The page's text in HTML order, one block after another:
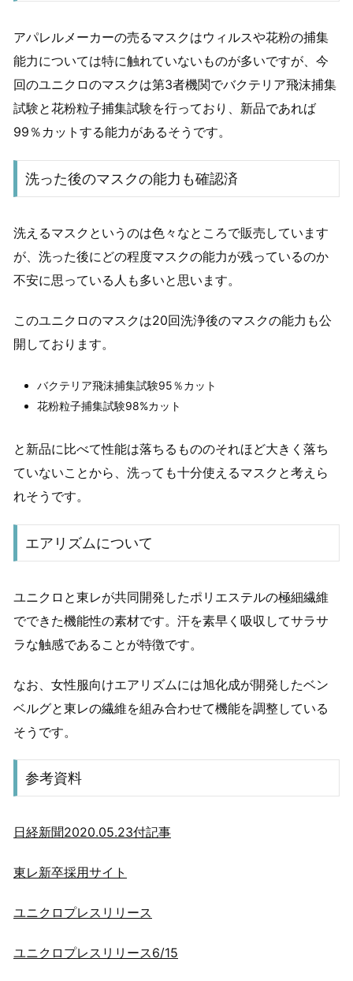
アパレルメーカーの売るマスクはウィルスや花粉の捕集
能力については特に触れていないものが多いですが、今
回のユニクロのマスクは第3者機関でバクテリア飛沫捕集
試験と花粉粒子捕集試験を行っており、新品であれば
99％カットする能力があるそうです。
洗った後のマスクの能力も確認済
洗えるマスクというのは色々なところで販売しています
が、洗った後にどの程度マスクの能力が残っているのか
不安に思っている人も多いと思います。
このユニクロのマスクは20回洗浄後のマスクの能力も公
開しております。
バクテリア飛沫捕集試験95％カット
花粉粒子捕集試験98%カット
と新品に比べて性能は落ちるもののそれほど大きく落ち
ていないことから、洗っても十分使えるマスクと考えら
れそうです。
エアリズムについて
ユニクロと東レが共同開発したポリエステルの極細繊維
でできた機能性の素材です。汗を素早く吸収してサラサ
ラな触感であることが特徴です。
なお、女性服向けエアリズムには旭化成が開発したベン
ベルグと東レの繊維を組み合わせて機能を調整している
そうです。
参考資料
日経新聞2020.05.23付記事
東レ新卒採用サイト
ユニクロプレスリリース
ユニクロプレスリリース6/15